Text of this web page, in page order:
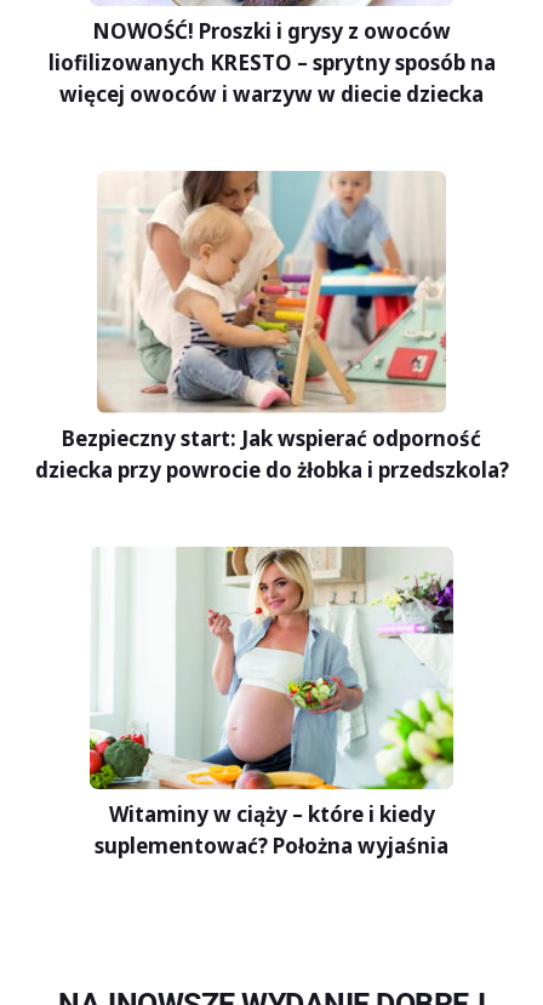
NOWOŚĆ! Proszki i grysy z owoców
liofilizowanych KRESTO – sprytny sposób na
więcej owoców i warzyw w diecie dziecka
Bezpieczny start: Jak wspierać odporność
dziecka przy powrocie do żłobka i przedszkola?
Witaminy w ciąży – które i kiedy
suplementować? Położna wyjaśnia